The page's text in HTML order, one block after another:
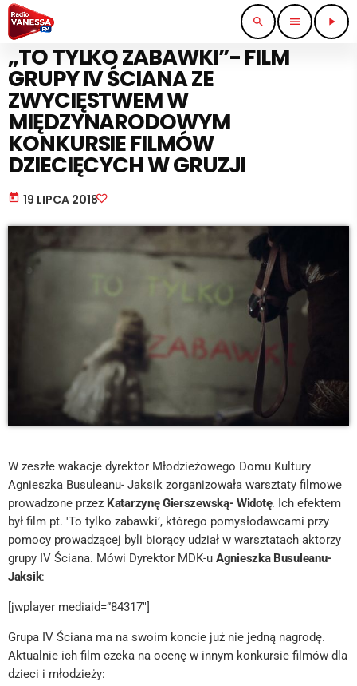
search menu play_arrow
KULTURA I ROZRYWKA
„TO TYLKO ZABAWKI”- FILM
GRUPY IV ŚCIANA ZE
ZWYCIĘSTWEM W
MIĘDZYNARODOWYM
KONKURSIE FILMÓW
DZIECIĘCYCH W GRUZJI
today 19 LIPCA 2018
W zeszłe wakacje dyrektor Młodzieżowego Domu Kultury
Agnieszka Busuleanu- Jaksik zorganizowała warsztaty filmowe
prowadzone przez Katarzynę Gierszewską- Widotę. Ich efektem
był film pt. 'To tylko zabawki’, którego pomysłodawcami przy
pomocy prowadzącej byli biorący udział w warsztatach aktorzy
grupy IV Ściana. Mówi Dyrektor MDK-u Agnieszka Busuleanu-
Jaksik:
[jwplayer mediaid=”84317″]
Grupa IV Ściana ma na swoim koncie już nie jedną nagrodę.
Aktualnie ich film czeka na ocenę w innym konkursie filmów dla
dzieci i młodzieży: